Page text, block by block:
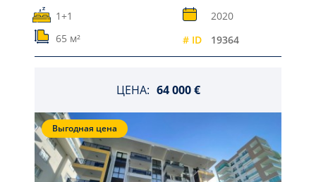
1+1
2020
65 м²
# ID 19364
ЦЕНА: 64 000 €
Выгодная цена